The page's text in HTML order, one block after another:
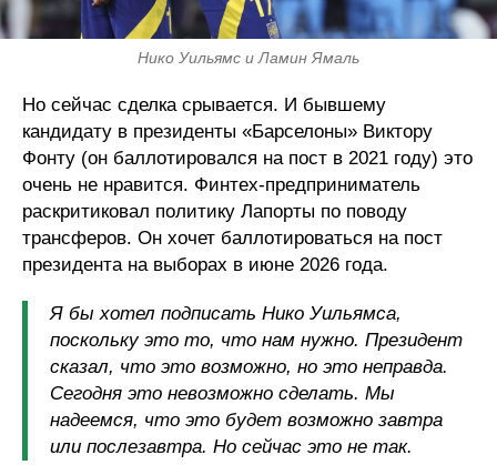
Нико Уильямс и Ламин Ямаль
Но сейчас сделка срывается. И бывшему
кандидату в президенты «Барселоны» Виктору
Фонту (он баллотировался на пост в 2021 году) это
очень не нравится. Финтех-предприниматель
раскритиковал политику Лапорты по поводу
трансферов. Он хочет баллотироваться на пост
президента на выборах в июне 2026 года.
Я бы хотел подписать Нико Уильямса,
поскольку это то, что нам нужно. Президент
сказал, что это возможно, но это неправда.
Сегодня это невозможно сделать. Мы
надеемся, что это будет возможно завтра
или послезавтра. Но сейчас это не так.